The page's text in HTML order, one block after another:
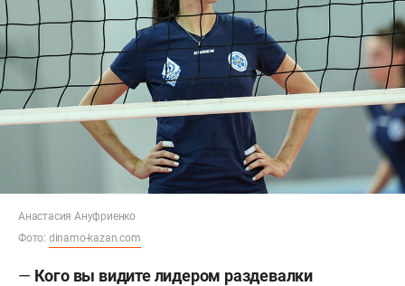
Анастасия Ануфриенко
Фото: dinamo-kazan.com
— Кого вы видите лидером раздевалки